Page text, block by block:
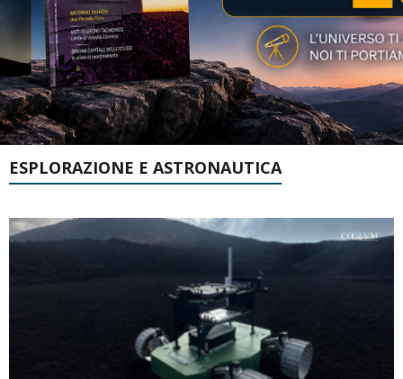
ESPLORAZIONE E ASTRONAUTICA